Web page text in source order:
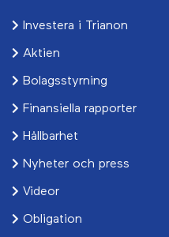
Investera i Trianon
Aktien
Bolagsstyrning
Finansiella rapporter
Hållbarhet
Nyheter och press
Videor
Obligation